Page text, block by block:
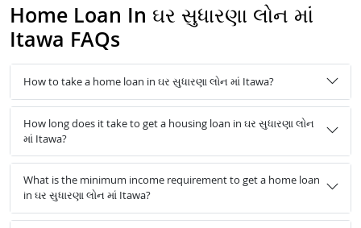
Home Loan In ઘર સુધારણા લોન માં
Itawa FAQs
How to take a home loan in ઘર સુધારણા લોન માં Itawa?
How long does it take to get a housing loan in ઘર સુધારણા લોન
માં Itawa?
What is the minimum income requirement to get a home loan
in ઘર સુધારણા લોન માં Itawa?